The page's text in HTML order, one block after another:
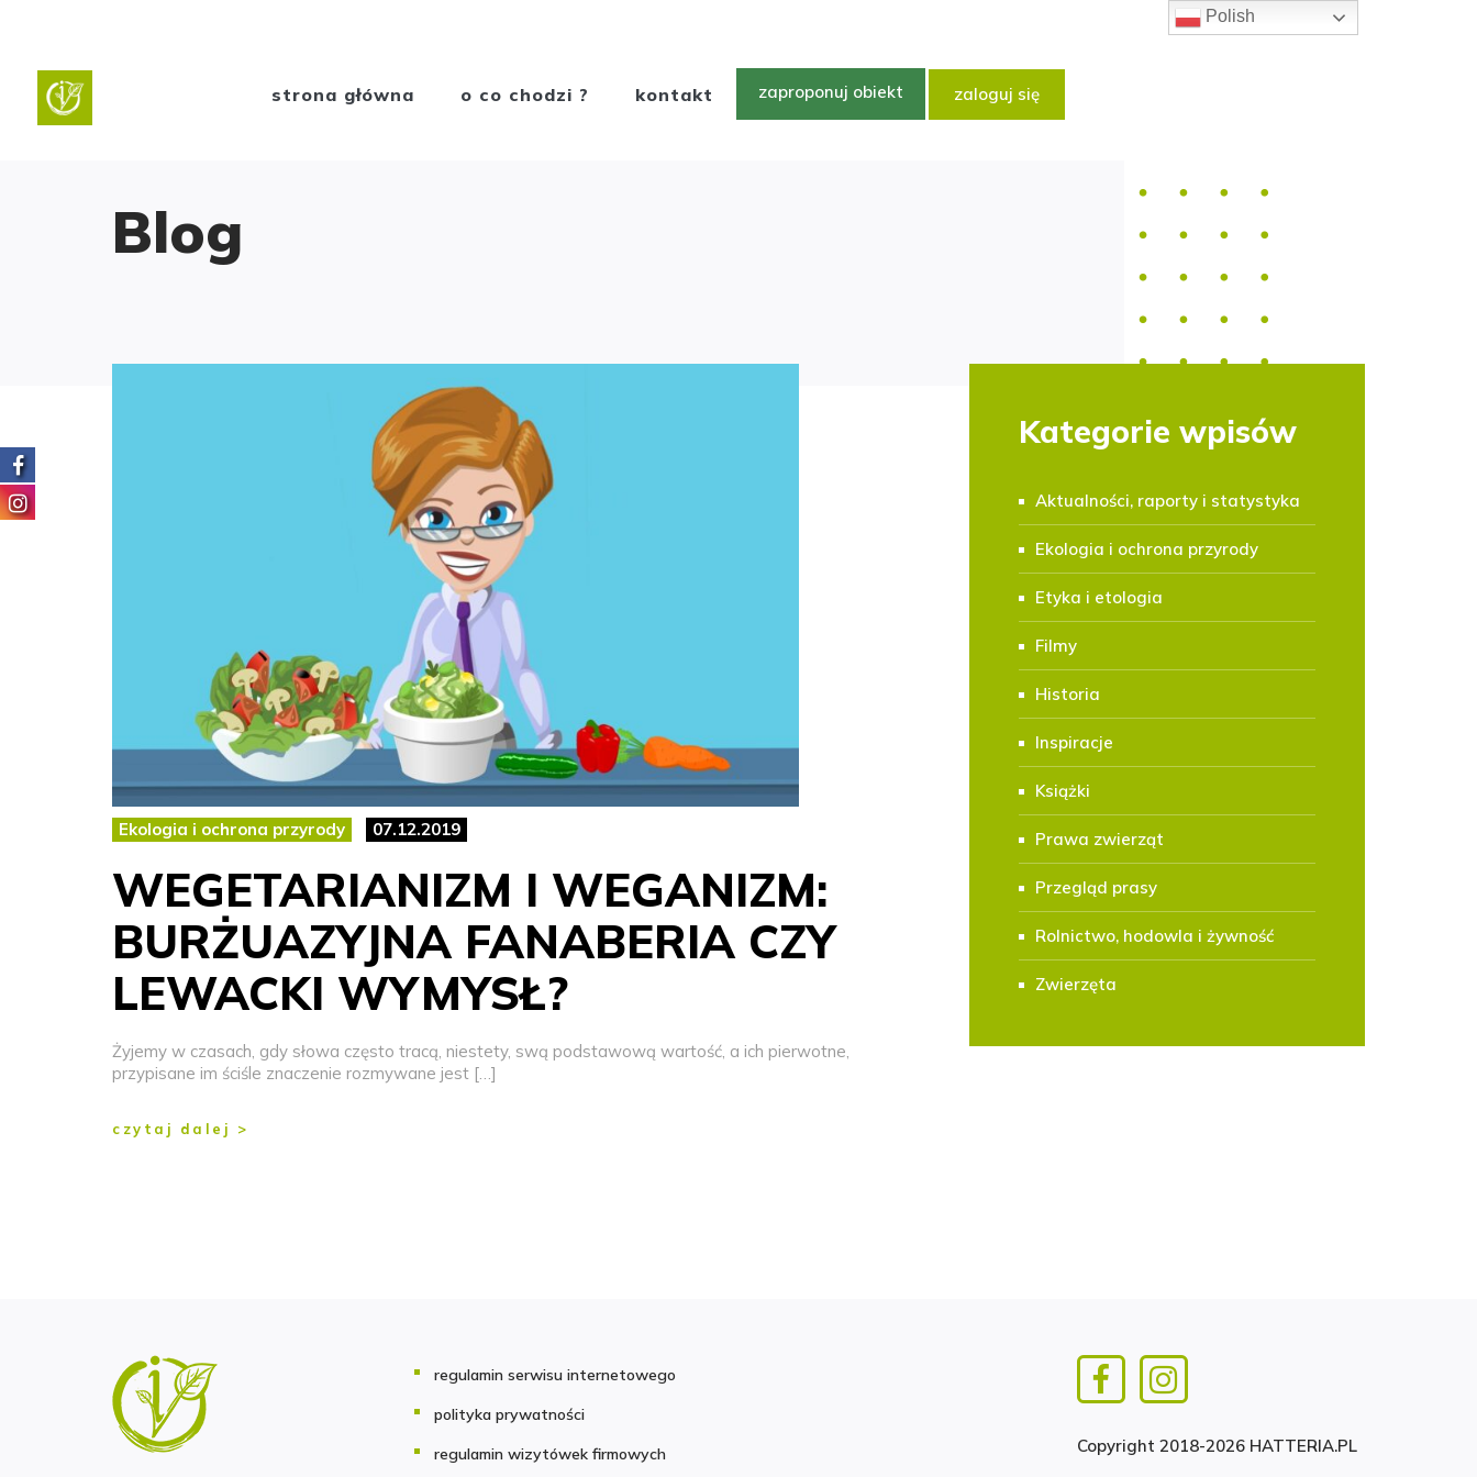
strona główna o co chodzi ? kontakt zaproponuj obiekt zaloguj się
Blog
Ekologia i ochrona przyrody 07.12.2019
WEGETARIANIZM I WEGANIZM:
BURŻUAZYJNA FANABERIA CZY
LEWACKI WYMYSŁ?
Żyjemy w czasach, gdy słowa często tracą, niestety, swą podstawową wartość, a ich pierwotne,
przypisane im ściśle znaczenie rozmywane jest […]
czytaj dalej >
Kategorie wpisów
Aktualności, raporty i statystyka
Ekologia i ochrona przyrody
Etyka i etologia
Filmy
Historia
Inspiracje
Książki
Prawa zwierząt
Przegląd prasy
Rolnictwo, hodowla i żywność
Zwierzęta
regulamin serwisu internetowego
polityka prywatności
regulamin wizytówek firmowych
Copyright 2018-2026 HATTERIA.PL
Polish